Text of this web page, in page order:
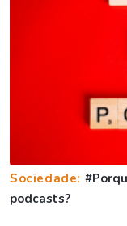
Sociedade:
podcasts?